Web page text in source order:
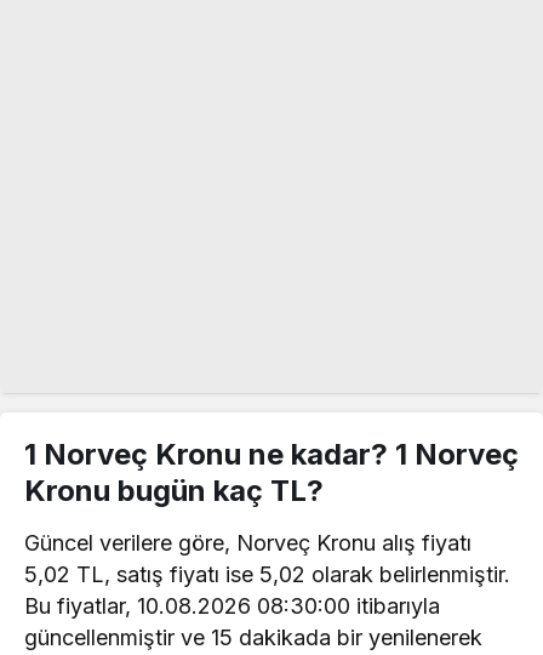
1 Norveç Kronu ne kadar? 1 Norveç
Kronu bugün kaç TL?
Güncel verilere göre, Norveç Kronu alış fiyatı
5,02 TL, satış fiyatı ise 5,02 olarak belirlenmiştir.
Bu fiyatlar, 10.08.2026 08:30:00 itibarıyla
güncellenmiştir ve 15 dakikada bir yenilenerek